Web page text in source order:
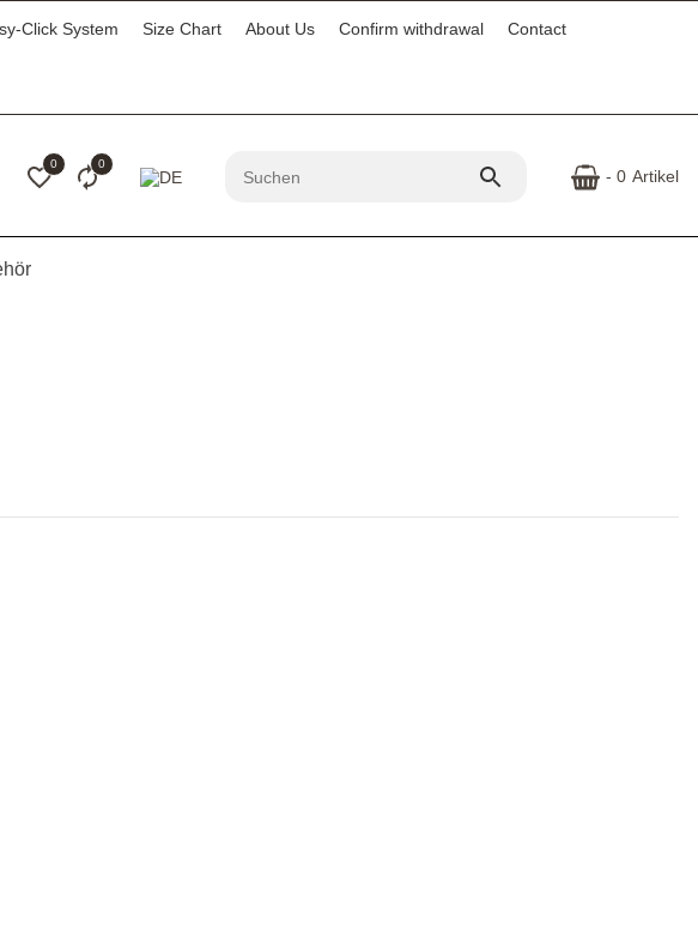
Click System Size Chart About Us Confirm withdrawal Contact
0 0
- 0 Artikel